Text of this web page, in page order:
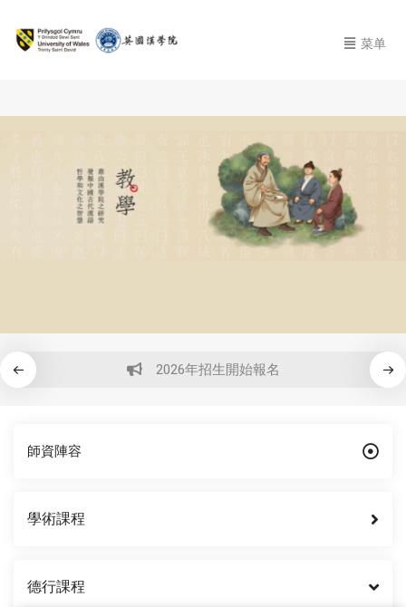
菜单
2026年招生開始報名
師資陣容
學術課程
德行課程